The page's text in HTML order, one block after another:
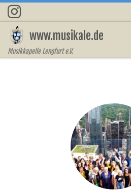
Zum Inhalt springen
www.musikale.de
Musikkapelle Lengfurt e.V.